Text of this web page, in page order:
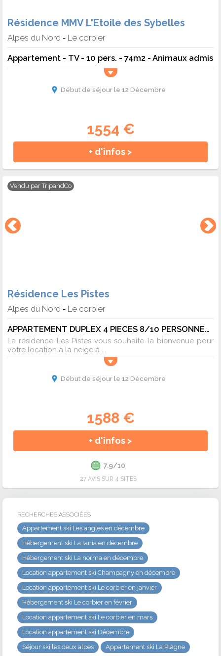
Résidence MMV L'Etoile des Sybelles
Alpes du Nord - Le corbier
Appartement - TV - 10 pers. - 74m2 - Animaux admis
Début de séjour le 12 Décembre
1554 €
+ d'infos >
Vendu parTripandCo
Résidence Les Pistes
Alpes du Nord - Le corbier
APPARTEMENT DUPLEX 4 PIECES 8/10 PERSONNES - 10 pers. - 65m2 - TV
La résidence Les Pistes vous souhaite la bienvenue pour
votre location à la neige à ...
Début de séjour le 12 Décembre
1588 €
+ d'infos >
7.9/10
27 AVIS SUR 4 SITES
RECHERCHES ASSOCIÉES
Appartement ski Les angles en décembre
Hébergement ski La tania en décembre
Hébergement ski La norma en décembre
Location appartement ski Champagny en décembre
Location appartement ski Le corbier en janvier
Hébergement ski Le corbier en février
Location appartement ski Le corbier en mars
Location appartement ski Décembre
Séjour ski les deux alpes
Appartement ski La Plagne